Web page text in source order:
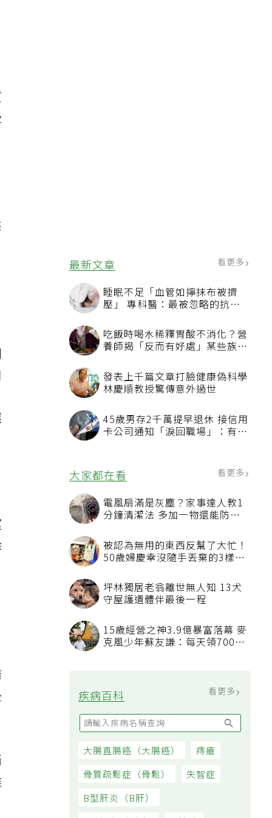
最新文章 看更多
睡眠不足「血管如擰抹布被擠
壓」 專科醫：最被忽略的抗老
吃飯時喝水稀釋胃酸不消化？營
養師揭「反而有好處」某些族群
發表上千篇文章打臉健康偽科學
林慶順教授驚傳意外過世
45歲男存2千萬提早退休 接信用
卡公司通知「淚回職場」：有錢
大家都在看
電風扇滿是灰塵？家事達人教1
被認為無用的東西反幫了大忙！
50歲婦慶幸沒隨手丟棄的3樣物
品
坪林獨居老翁離世無人知 13犬
15歲經營之神3.9億暴富落幕 麥
疾病百科